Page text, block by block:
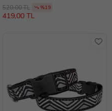
520,00 TL
%19
419,00 TL